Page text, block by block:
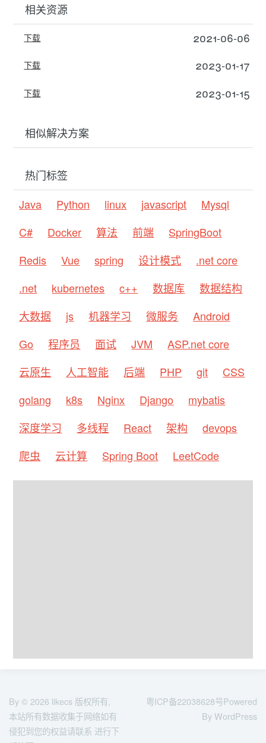
相关资源
下载 2021-06-06
下载 2023-01-17
下载 2023-01-15
相似解决方案
热门标签
Java
Python linux javascript
Mysql
C#
Docker 算法 前端
SpringBoot
Redis
Vue spring 设计模式
.net core
.net
kubernetes c++ 数据库
数据结构
大数据
js 机器学习 微服务
Android
Go
程序员 面试 JVM
ASP.net core
云原生
人工智能 后端 PHP git
CSS
golang
k8s Nginx Django
mybatis
深度学习
多线程 React 架构
devops
爬虫
云计算 Spring Boot LeetCode
By © 2026 likecs 版权所有,
本站所有数据收集于网络如有
侵犯到您的权益请联系 进行下
粤ICP备22038628号Powered
By WordPress